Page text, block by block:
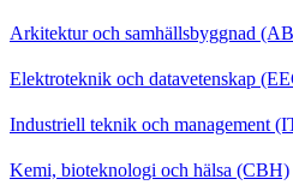
Arkitektur och samhällsbyggnad
Elektroteknik och datavetenskap
Industriell teknik och management
Kemi, bioteknologi och hälsa (CBH)